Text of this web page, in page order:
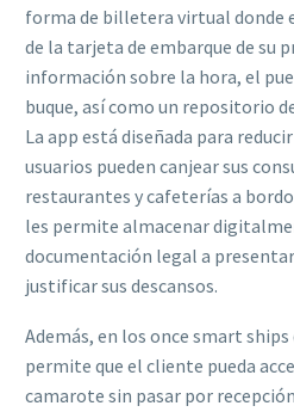
forma de billetera virtual donde
de la tarjeta de embarque de su
información sobre la hora, el
buque, así como un repositorio
La app está diseñada para
usuarios pueden canjear sus
restaurantes y cafeterías a
les permite almacenar
documentación legal a
justificar sus descansos.
Además, en los once smart
permite que el cliente pueda
camarote sin pasar por